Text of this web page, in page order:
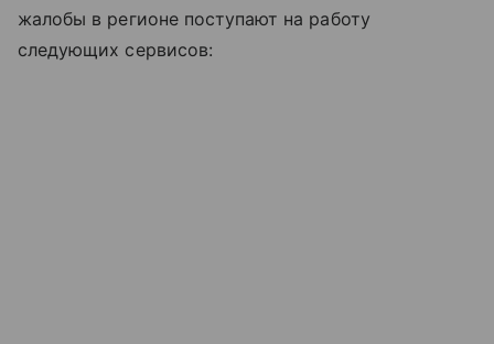
жалобы в регионе поступают на работу
следующих сервисов: